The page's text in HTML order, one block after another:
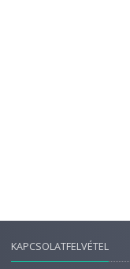
KAPCSOLATFELVÉTEL